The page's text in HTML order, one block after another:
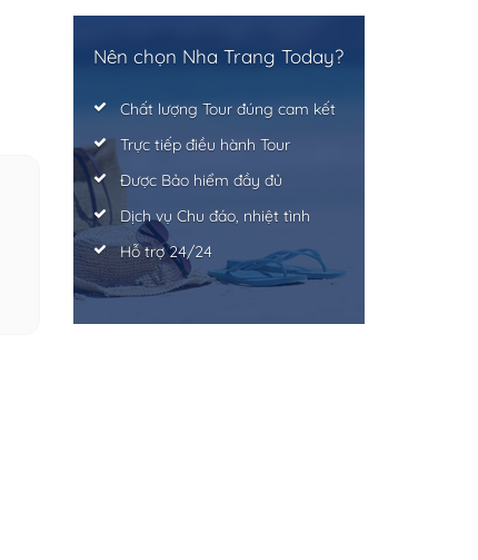
Nên chọn Nha Trang Today?
Chất lượng Tour đúng cam kết
Trực tiếp điều hành Tour
Được Bảo hiểm đầy đủ
Dịch vụ Chu đáo, nhiệt tình
Hỗ trợ 24/24